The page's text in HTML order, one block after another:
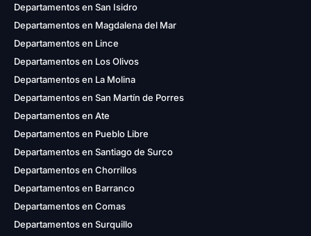
Departamentos en San Isidro
Departamentos en Magdalena del Mar
Departamentos en Lince
Departamentos en Los Olivos
Departamentos en La Molina
Departamentos en San Martín de Porres
Departamentos en Ate
Departamentos en Pueblo Libre
Departamentos en Santiago de Surco
Departamentos en Chorrillos
Departamentos en Barranco
Departamentos en Comas
Departamentos en Surquillo